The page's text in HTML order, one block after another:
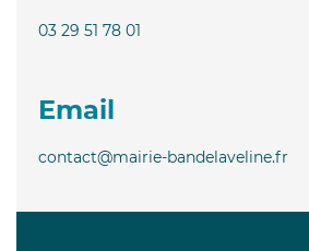
03 29 51 78 01
Email
contact@mairie-bandelaveline.fr